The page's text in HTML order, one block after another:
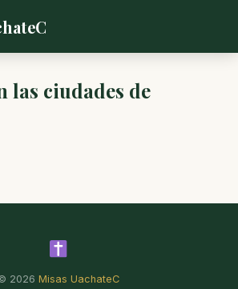
las ciudades de
2026 Misas UachateC